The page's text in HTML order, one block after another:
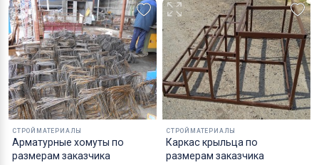
СТРОЙМАТЕРИАЛЫ
Арматурные хомуты по
размерам заказчика
СТРОЙМАТЕРИАЛЫ
Каркас крыльца по
размерам заказчика